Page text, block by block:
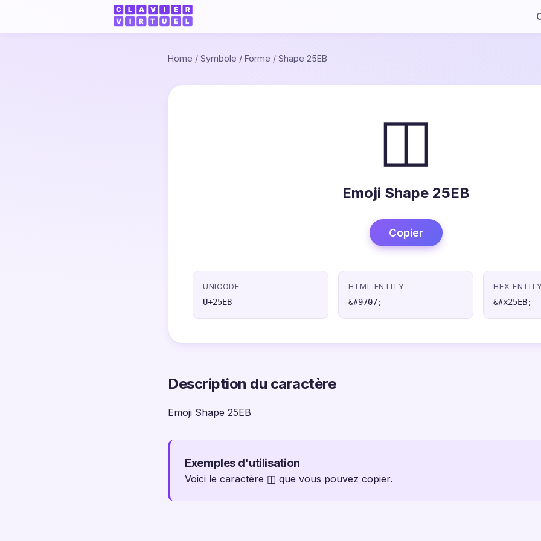
Home / Symbole / Forme / Shape 25EB
◫
Emoji Shape 25EB
Copier
UNICODE
U+25EB
HTML ENTITY
&#9707;
HEX
&#x25EB;
Description du caractère
Emoji Shape 25EB
Exemples d'utilisation
Voici le caractère ◫ que vous pouvez copier.